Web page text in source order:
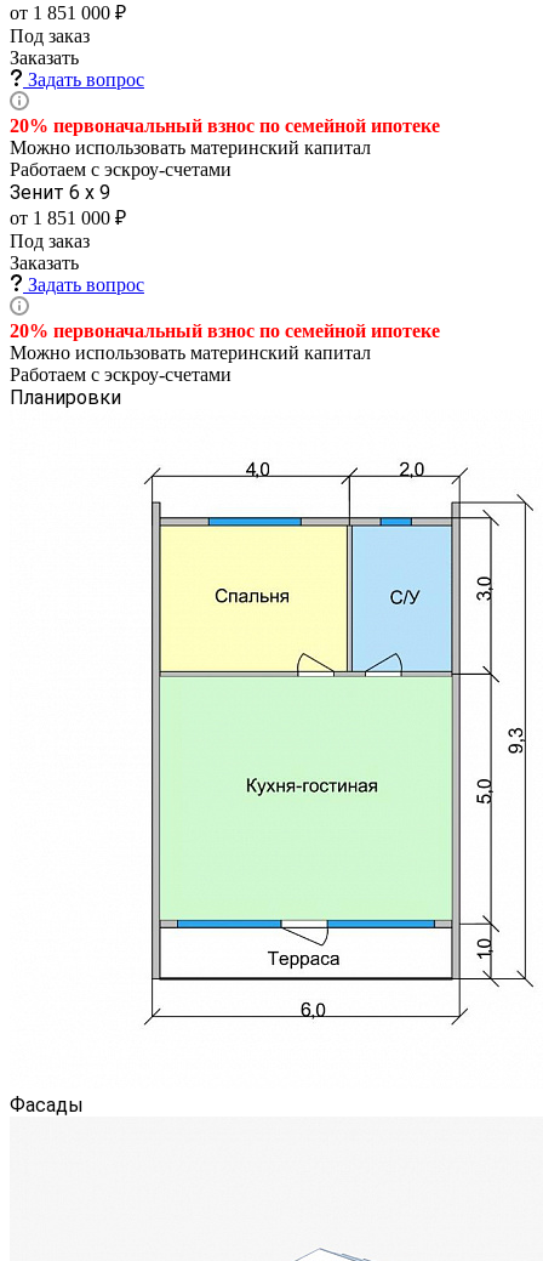
от 1 851 000 ₽
Под заказ
Заказать
Задать вопрос
20% первоначальный взнос по семейной ипотеке
Можно использовать материнский капитал
Работаем с эскроу-счетами
Зенит 6 х 9
от 1 851 000 ₽
Под заказ
Заказать
Задать вопрос
20% первоначальный взнос по семейной ипотеке
Можно использовать материнский капитал
Работаем с эскроу-счетами
Планировки
Фасады